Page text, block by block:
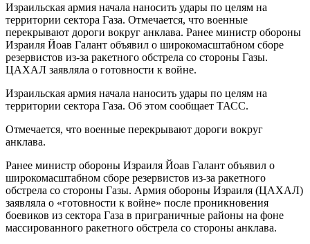
Израильская армия начала наносить удары по целям на
территории сектора Газа. Отмечается, что военные
перекрывают дороги вокруг анклава. Ранее министр обороны
Израиля Йоав Галант объявил о широкомасштабном сборе
резервистов из-за ракетного обстрела со стороны Газы.
ЦАХАЛ заявляла о готовности к войне.
Израильская армия начала наносить удары по целям на
территории сектора Газа. Об этом сообщает ТАСС.
Отмечается, что военные перекрывают дороги вокруг
анклава.
Ранее министр обороны Израиля Йоав Галант объявил о
широкомасштабном сборе резервистов из-за ракетного
обстрела со стороны Газы. Армия обороны Израиля (ЦАХАЛ)
заявляла о «готовности к войне» после проникновения
боевиков из сектора Газа в приграничные районы на фоне
массированного ракетного обстрела со стороны анклава.